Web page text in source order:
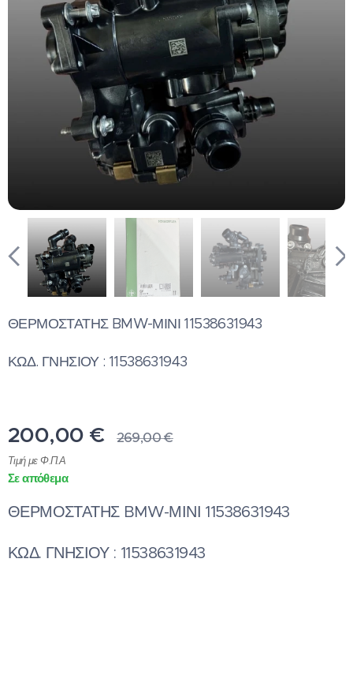
ΘΕΡΜΟΣΤΑΤΗΣ BMW-ΜΙΝΙ 11538631943
ΚΩΔ. ΓΝΗΣΙΟΥ : 11538631943
200,00 € 269,00€
Τιμή με Φ.Π.Α
Σε απόθεμα
ΘΕΡΜΟΣΤΑΤΗΣ BMW-ΜΙΝΙ 11538631943
ΚΩΔ. ΓΝΗΣΙΟΥ : 11538631943